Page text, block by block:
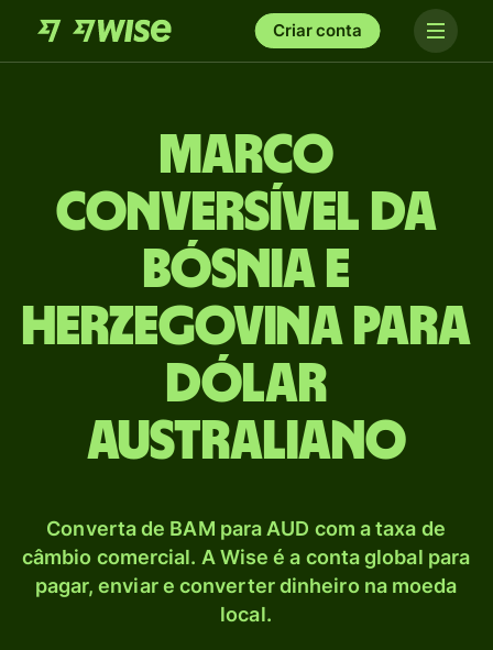
Criar conta
Marco
conversível da
Bósnia e
Herzegovina para
Dólar
australiano
Converta de BAM para AUD com a taxa de
câmbio comercial. A Wise é a conta global para
pagar, enviar e converter dinheiro na moeda
local.